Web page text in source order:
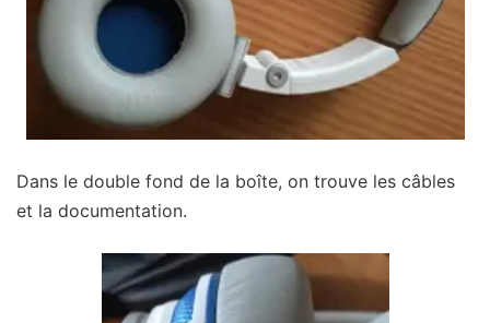
Dans le double fond de la boîte, on trouve les câbles
et la documentation.